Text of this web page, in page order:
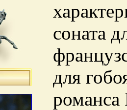
соната
для
романса